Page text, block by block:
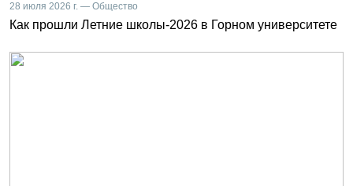
28 июля 2026 г. — Общество
Как прошли Летние школы-2026 в Горном университете